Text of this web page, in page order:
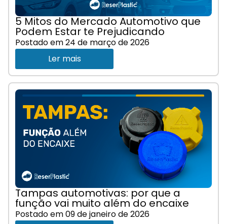
5 Mitos do Mercado Automotivo que
Podem Estar te Prejudicando
Postado em24 de março de 2026
Ler mais
Tampas automotivas: por que a
função vai muito além do encaixe
Postado em09 de janeiro de 2026